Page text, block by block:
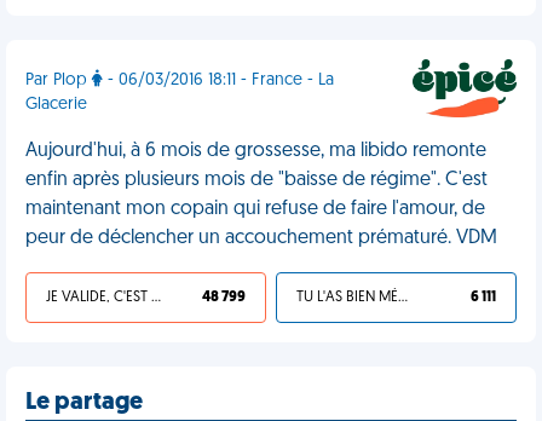
Par Plop
- 06/03/2016 18:11 - France - La
Glacerie
Aujourd'hui, à 6 mois de grossesse, ma libido remonte
enfin après plusieurs mois de "baisse de régime". C'est
maintenant mon copain qui refuse de faire l'amour, de
peur de déclencher un accouchement prématuré. VDM
JE VALIDE, C'EST UNE VDM 48 799 TU L'AS BIEN MÉRITÉ 6 111
Le partage